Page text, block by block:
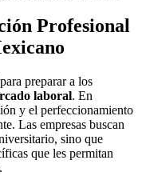
Profesional
preparar a los
laboral. En
y el perfeccionamiento
Las empresas buscan
sino que
que les permitan